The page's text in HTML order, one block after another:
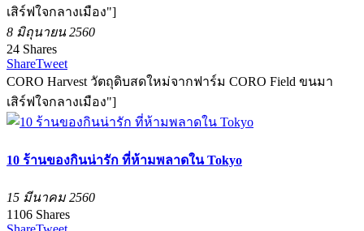
เสิร์ฟใจกลางเมือง"]
8 มิถุนายน 2560
24 Shares
ShareTweet
CORO Harvest วัตถุดิบสดใหม่จากฟาร์ม CORO Field ขนมา
เสิร์ฟใจกลางเมือง"]
10 ร้านของกินน่ารัก ที่ห้ามพลาดใน Tokyo
15 มีนาคม 2560
1106 Shares